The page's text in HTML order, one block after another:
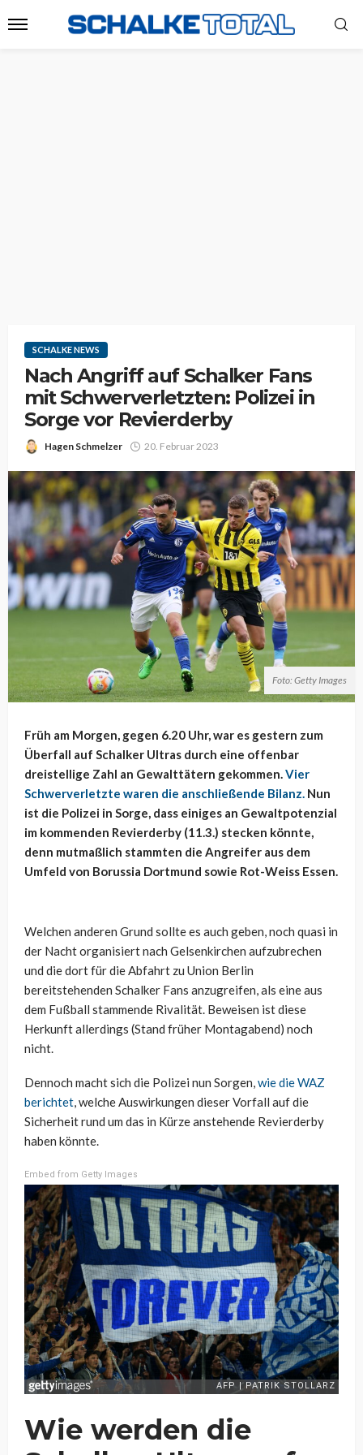
SCHALKE NEWS
Nach Angriff auf Schalker Fans
mit Schwerverletzten: Polizei in
Sorge vor Revierderby
Hagen Schmelzer 20. Februar 2023
Foto: Getty Images
Früh am Morgen, gegen 6.20 Uhr, war es gestern zum
Überfall auf Schalker Ultras durch eine offenbar
dreistellige Zahl an Gewalttätern gekommen.Vier
Schwerverletzte waren die anschließende Bilanz. Nun
ist die Polizei in Sorge, dass einiges an Gewaltpotenzial
im kommenden Revierderby (11.3.) stecken könnte,
denn mutmaßlich stammten die Angreifer aus dem
Umfeld von Borussia Dortmund sowie Rot-Weiss Essen.
Welchen anderen Grund sollte es auch geben, noch quasi in
der Nacht organisiert nach Gelsenkirchen aufzubrechen
und die dort für die Abfahrt zu Union Berlin
bereitstehenden Schalker Fans anzugreifen, als eine aus
dem Fußball stammende Rivalität. Beweisen ist diese
Herkunft allerdings (Stand früher Montagabend) noch
nicht.
Dennoch macht sich die Polizei nun Sorgen,wie die WAZ
berichtet, welche Auswirkungen dieser Vorfall auf die
Sicherheit rund um das in Kürze anstehende Revierderby
haben könnte.
Embed from Getty Images
Wie werden die